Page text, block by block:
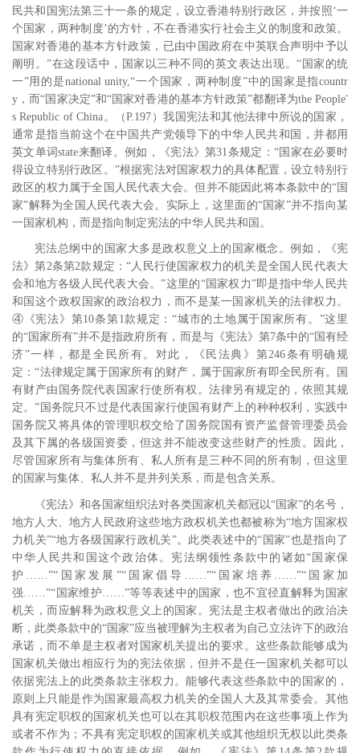
民共和国宪法第三十一条的规定，设立香港特别行政区，并按照‘一
个国家，两种制度’的方针，不在香港实行社会主义的制度和政策。
国家对香港的基本方针政策，已由中国政府在中英联合声明中予以
阐明。”在这段话中，国家以三种不同的英文表达出现。“国家的统
一”用的是national unity,“一个国家，两种制度”中的国家是指countr
y ，而“国家决定”和“国家对香港的基本方针政策”都翻译为the People′
s Republic of China 。 （P.197 ）我国宪法和其他法律中所说的国家，
通常是指当前这个在中国共产党领导下的中华人民共和国，并都用
英文单词state来翻译。例如，《宪法》第31 条规定：“国家在必要时
得设立特别行政区。”根据宪法对国家权力的具体配置，设立特别行
政区的权力属于全国人民代表大会。但并不能因此将本条款中的“国
家”解释为全国人民代表大会。实际上，这里面的“国家”并不指向某
一国家机构，而是指向制定宪法的中华人民共和国。
宪法总纲中的国家大多是政权意义上的国家概念。例如，《宪
法》第2条第2款规定：“人民行使国家权力的机关是全国人民代表大
会和地方各级人民代表大会。”这里的“国家权力”即是指中华人民共
和国这个政权国家的政治权力，而不是某一国家机关的法律权力。
④《宪法》第10条第1款规定：“城市的土地属于国家所有。”这里
的“国家所有”并不是指政府所有，而是与《宪法》第7条中的“国有经
济”一样，都是全民所有。对此，《民法典》第246条有明确规
定：“法律规定属于国家所有的财产，属于国家所有即全民所有。国
有财产由国务院代表国家行使所有权。法律另有规定的，依照其规
定。”国务院只不过是代表国家行使国有财产上的种种权利，实践中
国务院又将具体的管理职权交给了国务院国有资产监督管理委员会
及其下属的各级国资委，但这并不能改变这些财产的性质。因此，
尽管国家所有与集体所有、私人所有是三种不同的所有制，但这里
的国家与集体、私人并不是并列关系，而是包含关系。
《宪法》和各国家组织法对各类国家机关都冠以“国家”的名号，
地方人大、地方人民政府这些地方政权机关也都被称为“地方国家权
力机关”“地方各级国家行政机关”。此类表述中的“国家”也是指向了
中华人民共和国这个政治体。宪法纲领性条款中的诸如“国家保
护……”“国家发展”“国家倡导……”“国家培养……”“国家加
强……”“国家维护……”等等表述中的国家，也不宜径直解释为国家
机关，而应解释为政权意义上的国家。 宪法是主权者做出的政治决
断，此类条款中的“国家”应当被理解为主权者为自己立法许下的政治
承诺，而不单是主权者对国家机关提出的要求。这些条款能够成为
国家机关做出相应行为的宪法依据，但并不是任一国家机关都可以
依据宪法上的此类条款主张权力。能够代表这些条款中的国家的，
原则上只能是作为国家最高权力机关的全国人大及其常委会。其他
具有宪定职权的国家机关也可以在其职权范围内在这些事项上作为
或者不作为；不具有宪定职权的国家机关或其他组织无权以此类条